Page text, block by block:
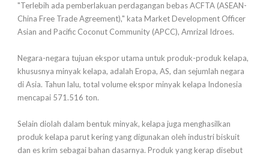
"Terlebih ada pemberlakuan perdagangan bebas ACFTA (ASEAN-
China Free Trade Agreement)," kata Market Development Officer
Asian and Pacific Coconut Community (APCC), Amrizal Idroes.
Negara-negara tujuan ekspor utama untuk produk-produk kelapa,
khususnya minyak kelapa, adalah Eropa, AS, dan sejumlah negara
di Asia. Tahun lalu, total volume ekspor minyak kelapa Indonesia
mencapai 571.516 ton.
Selain diolah dalam bentuk minyak, kelapa juga menghasilkan
produk kelapa parut kering yang digunakan oleh industri biskuit
dan es krim sebagai bahan dasarnya. Produk yang kerap disebut